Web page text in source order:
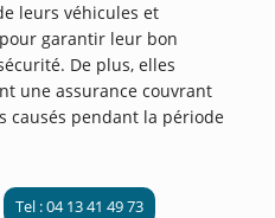
leurs véhicules et
garantir leur bon
De plus, elles
une assurance couvrant
causés pendant la période
Tel : 04 13 41 49 73